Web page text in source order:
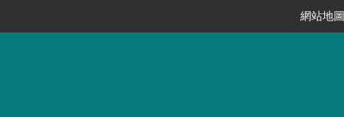
網站地圖